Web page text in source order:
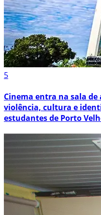
5
Cinema entra na sala de
violência, cultura e
estudantes de Porto